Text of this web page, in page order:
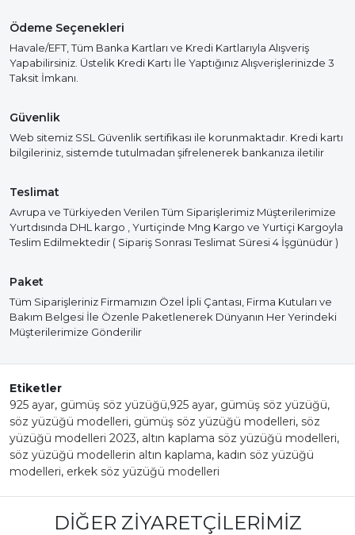
Ödeme Seçenekleri
Havale/EFT, Tüm Banka Kartları ve Kredi Kartlarıyla Alışveriş
Yapabilirsiniz. Üstelik Kredi Kartı İle Yaptığınız Alışverişlerinizde 3
Taksit İmkanı.
Güvenlik
Web sitemiz SSL Güvenlik sertifikası ile korunmaktadır. Kredi kartı
bilgileriniz, sistemde tutulmadan şifrelenerek bankanıza iletilir
Teslimat
Avrupa ve Türkiyeden Verilen Tüm Siparişlerimiz Müşterilerimize
Yurtdısında DHL kargo , Yurtiçinde Mng Kargo ve Yurtiçi Kargoyla
Teslim Edilmektedir ( Sipariş Sonrası Teslimat Süresi 4 İşgünüdür )
Paket
Tüm Siparişleriniz Firmamızın Özel İpli Çantası, Firma Kutuları ve
Bakım Belgesi İle Özenle Paketlenerek Dünyanın Her Yerindeki
Müşterilerimize Gönderilir
Etiketler
925 ayar, gümüş söz yüzüğü,925 ayar, gümüş söz yüzüğü,
söz yüzüğü modelleri, gümüş söz yüzüğü modelleri, söz
yüzüğü modelleri 2023, altın kaplama söz yüzüğü modelleri,
söz yüzüğü modellerin altın kaplama, kadın söz yüzüğü
modelleri, erkek söz yüzüğü modelleri
DIĞER ZIYARETÇILERIMIZ